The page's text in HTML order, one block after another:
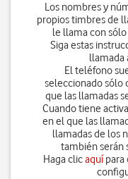
Los nombres y
propios timbres de
le llama con
Siga estas
llamada
El teléfono
seleccionado sólo
que las llamadas
Cuando tiene
en el que las
llamadas de los
también serán
Haga clicaquípara